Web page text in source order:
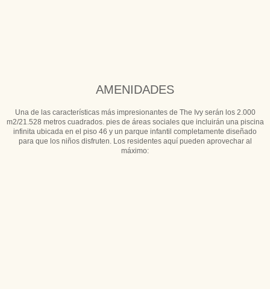
AMENIDADES
Una de las características más impresionantes de The Ivy serán los 2.000
m2/21.528 metros cuadrados. pies de áreas sociales que incluirán una piscina
infinita ubicada en el piso 46 y un parque infantil completamente diseñado
para que los niños disfruten. Los residentes aquí pueden aprovechar al
máximo: